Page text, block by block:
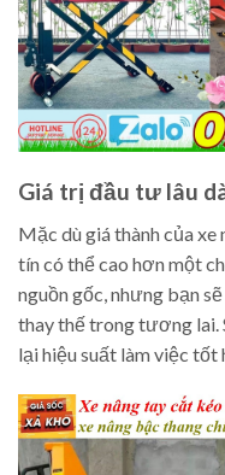
Giá trị đầu tư lâu
Mặc dù giá thành của
tín có thể cao hơn một
nguồn gốc, nhưng bạn
thay thế trong tương lai.
lại hiệu suất làm việc tốt